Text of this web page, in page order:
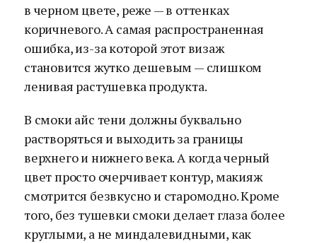
в черном цвете, реже — в оттенках
коричневого. А самая распространенная
ошибка, из-за которой этот визаж
становится жутко дешевым — слишком
ленивая растушевка продукта.
В смоки айс тени должны буквально
растворяться и выходить за границы
верхнего и нижнего века. А когда черный
цвет просто очерчивает контур, макияж
смотрится безвкусно и старомодно. Кроме
того, без тушевки смоки делает глаза более
круглыми, а не миндалевидными, как